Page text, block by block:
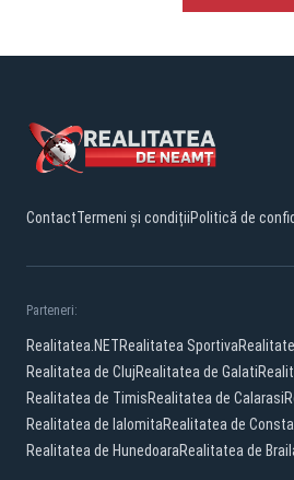
ContactTermeni și condițiiPolitică de
Parteneri:
Realitatea.NETRealitatea Sportiva
Realitatea de ClujRealitatea de Galati
Realitatea de TimisRealitatea de Calarasi
Realitatea de IalomitaRealitatea de
Realitatea de HunedoaraRealitatea de